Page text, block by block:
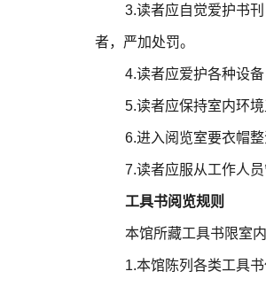
3.读者应自觉爱护书
者，严加处罚。
4.读者应爱护各种设
5.读者应保持室内环
6.进入阅览室要衣帽
7.读者应服从工作人
工具书阅览规则
本馆所藏工具书限室
1.本馆陈列各类工具